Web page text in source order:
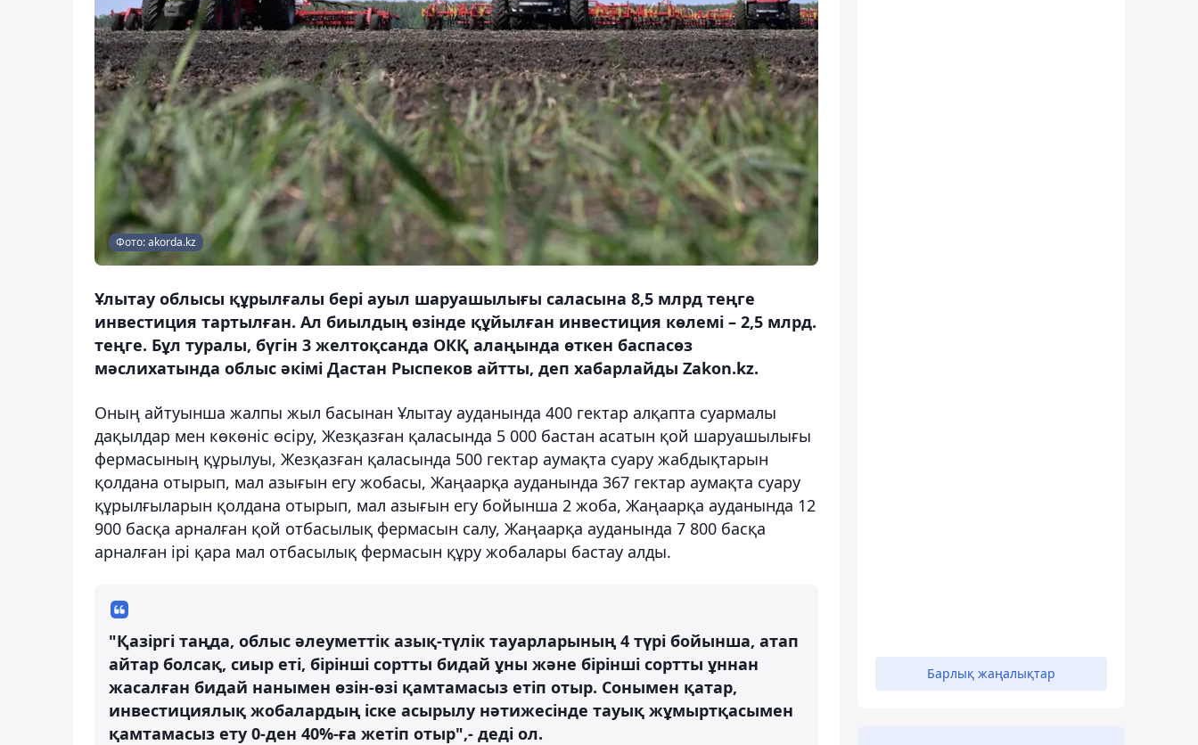
Фото: akorda.kz
Ұлытау облысы құрылғалы бері ауыл шаруашылығы саласына 8,5 млрд теңге
инвестиция тартылған. Ал биылдың өзінде құйылған инвестиция көлемі – 2,5 млрд.
теңге. Бұл туралы, бүгін 3 желтоқсанда ОКҚ алаңында өткен баспасөз
мәслихатында облыс әкімі Дастан Рыспеков айтты, деп хабарлайды Zakon.kz.
Оның айтуынша жалпы жыл басынан Ұлытау ауданында 400 гектар алқапта суармалы
дақылдар мен көкөніс өсіру, Жезқазған қаласында 5 000 бастан асатын қой шаруашылығы
фермасының құрылуы, Жезқазған қаласында 500 гектар аумақта суару жабдықтарын
қолдана отырып, мал азығын егу жобасы, ⁠Жаңаарқа ауданында 367 гектар аумақта суару
құрылғыларын қолдана отырып, мал азығын егу бойынша 2 жоба, Жаңаарқа ауданында 12
900 басқа арналған қой отбасылық фермасын салу, Жаңаарқа ауданында 7 800 басқа
арналған ірі қара мал отбасылық фермасын құру жобалары бастау алды.
"Қазіргі таңда, облыс әлеуметтік азық-түлік тауарларының 4 түрі бойынша, атап
айтар болсақ, сиыр еті, бірінші сортты бидай ұны және бірінші сортты ұннан
жасалған бидай нанымен өзін-өзі қамтамасыз етіп отыр. Сонымен қатар,
инвестициялық жобалардың іске асырылу нәтижесінде тауық жұмыртқасымен
қамтамасыз ету 0-ден 40%-ға жетіп отыр",- деді ол.
Барлық жаңалықтар